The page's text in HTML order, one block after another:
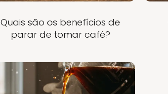
Quais são os benefícios de
parar de tomar café?